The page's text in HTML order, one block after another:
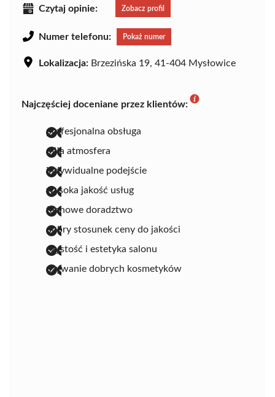
Czytaj opinie: Zobacz profil
Numer telefonu: Pokaż numer
Lokalizacja: Brzezińska 19, 41-404 Mysłowice
Najczęściej doceniane przez klientów:
profesjonalna obsługa
miła atmosfera
indywidualne podejście
wysoka jakość usług
fachowe doradztwo
dobry stosunek ceny do jakości
czystość i estetyka salonu
używanie dobrych kosmetyków